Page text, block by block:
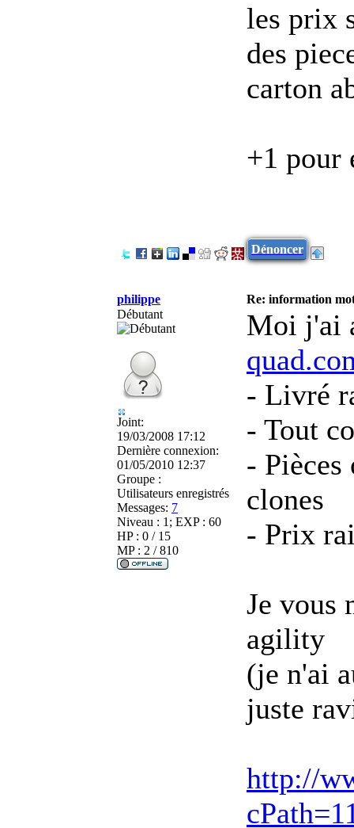
les prix
des
carton
+1 pour
Dénoncer
philippe
Re: information
Débutant
Joint:
19/03/2008 17:12
Dernière connexion:
01/05/2010 12:37
Groupe :
Utilisateurs enregistrés
Messages: 7
Niveau : 1; EXP : 60
HP : 0 / 15
MP : 2 / 810
Moi j'ai
- Livré
- Tout
- Pièces
clones
- Prix
Je vous
agility
(je n'ai
juste
http://